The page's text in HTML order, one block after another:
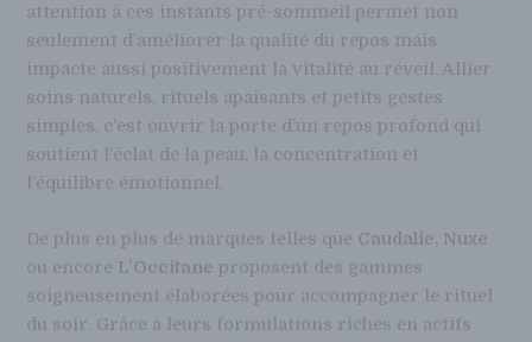
attention à ces instants pré-sommeil permet non
seulement d’améliorer la qualité du repos mais
impacte aussi positivement la vitalité au réveil. Allier
soins naturels, rituels apaisants et petits gestes
simples, c’est ouvrir la porte d’un repos profond qui
soutient l’éclat de la peau, la concentration et
l’équilibre émotionnel.
De plus en plus de marques telles que Caudalie, Nuxe
ou encore L’Occitane proposent des gammes
soigneusement élaborées pour accompagner le rituel
du soir. Grâce à leurs formulations riches en actifs